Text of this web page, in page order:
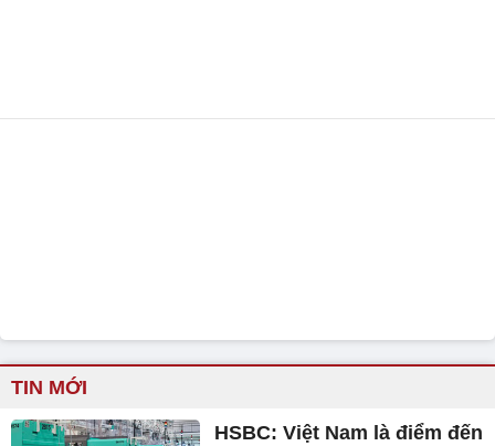
TIN MỚI
HSBC: Việt Nam là điểm đến